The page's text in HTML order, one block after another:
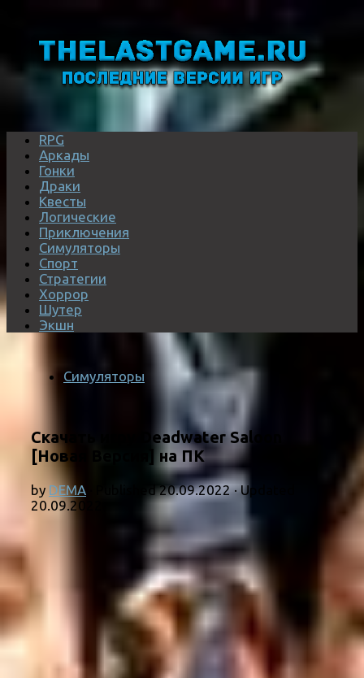
RPG
Аркады
Гонки
Драки
Квесты
Логические
Приключения
Симуляторы
Спорт
Стратегии
Хоррор
Шутер
Экшн
Симуляторы
Скачать игру Deadwater Saloon
[Новая Версия] на ПК
by DEMA · Published20.09.2022· Updated
20.09.2022